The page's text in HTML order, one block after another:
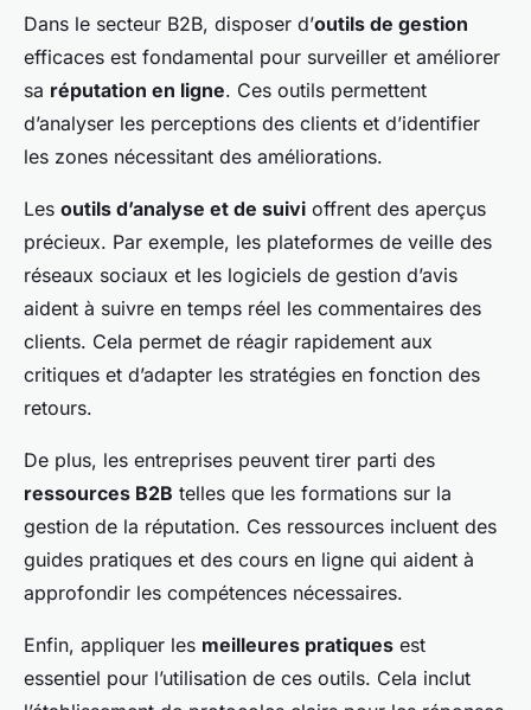
Dans le secteur B2B, disposer d’outils de gestion
efficaces est fondamental pour surveiller et améliorer
sa réputation en ligne. Ces outils permettent
d’analyser les perceptions des clients et d’identifier
les zones nécessitant des améliorations.
Les outils d’analyse et de suivi offrent des aperçus
précieux. Par exemple, les plateformes de veille des
réseaux sociaux et les logiciels de gestion d’avis
aident à suivre en temps réel les commentaires des
clients. Cela permet de réagir rapidement aux
critiques et d’adapter les stratégies en fonction des
retours.
De plus, les entreprises peuvent tirer parti des
ressources B2B telles que les formations sur la
gestion de la réputation. Ces ressources incluent des
guides pratiques et des cours en ligne qui aident à
approfondir les compétences nécessaires.
Enfin, appliquer les meilleures pratiques est
essentiel pour l’utilisation de ces outils. Cela inclut